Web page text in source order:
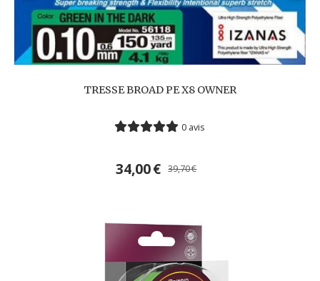
TRESSE BROAD PE X8 OWNER
0 avis
34,00€ 39,70€